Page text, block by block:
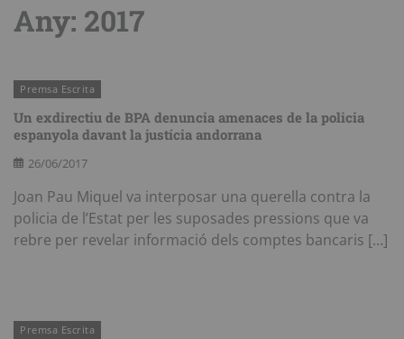
Any: 2017
Premsa Escrita
Un exdirectiu de BPA denuncia amenaces de la policia
espanyola davant la justícia andorrana
26/06/2017
Joan Pau Miquel va interposar una querella contra la
policia de l’Estat per les suposades pressions que va
rebre per revelar informació dels comptes bancaris […]
Premsa Escrita